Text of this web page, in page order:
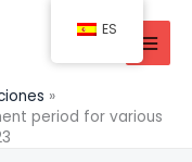
period for various
ES